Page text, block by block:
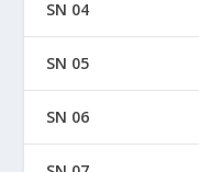
SN 04
SN 05
SN 06